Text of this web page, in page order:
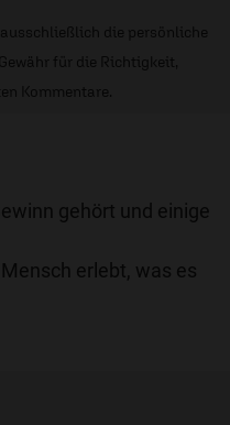
die persönliche
für die Richtigkeit,
Kommentare.
gehört und einige
erlebt, was es